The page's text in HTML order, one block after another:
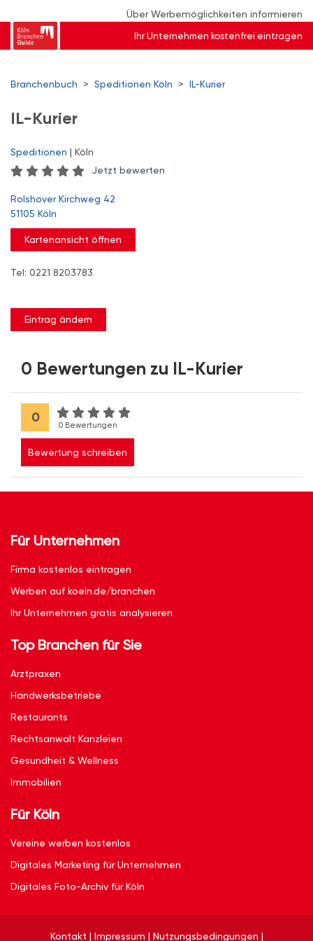
Über Werbemöglichkeiten informieren
Ihr Unternehmen kostenfrei eintragen
Branchenbuch > Speditionen Köln > IL-Kurier
IL-Kurier
Speditionen | Köln
Jetzt bewerten
Rolshover Kirchweg 42
51105 Köln
Kartenansicht öffnen
Tel: 0221 8203783
Eintrag ändern
0 Bewertungen zu IL-Kurier
0
0 Bewertungen
Bewertung schreiben
Für Unternehmen
Firma kostenlos eintragen
Werben auf koeln.de/branchen
Ihr Unternehmen gratis analysieren
Top Branchen für Sie
Arztpraxen
Handwerksbetriebe
Restaurants
Rechtsanwalt Kanzleien
Gesundheit & Wellness
Immobilien
Für Köln
Vereine werben kostenlos
Digitales Marketing für Unternehmen
Digitales Foto-Archiv für Köln
Kontakt | Impressum | Nutzungsbedingungen |